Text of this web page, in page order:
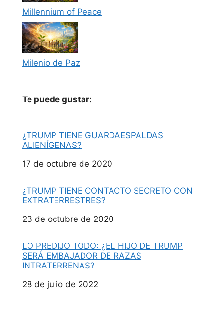
Millennium of Peace
Milenio de Paz
Te puede gustar:
¿TRUMP TIENE GUARDAESPALDAS
ALIENÍGENAS?
Fecha
17 de octubre de 2020
¿TRUMP TIENE CONTACTO SECRETO CON
EXTRATERRESTRES?
Fecha
23 de octubre de 2020
LO PREDIJO TODO: ¿EL HIJO DE TRUMP
SERÁ EMBAJADOR DE RAZAS
INTRATERRENAS?
Fecha
28 de julio de 2022